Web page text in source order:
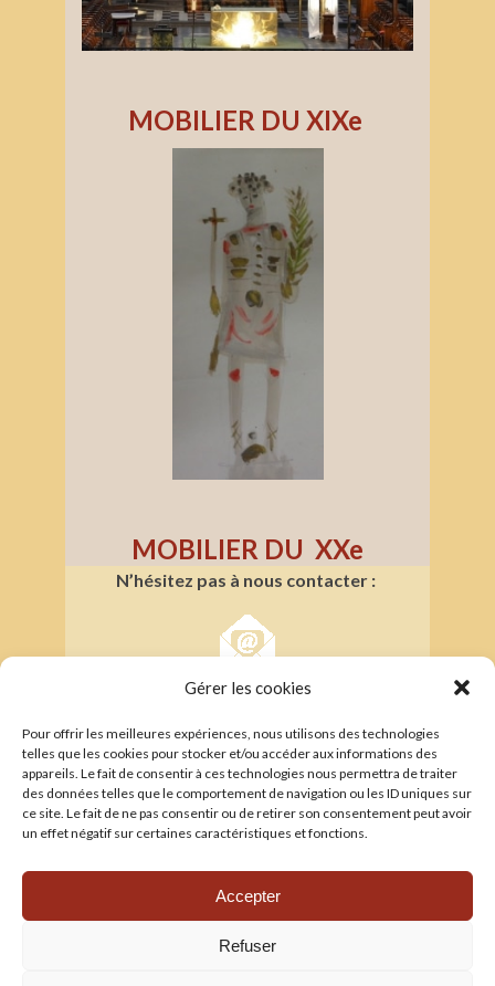
Gérer les cookies
Pour offrir les meilleures expériences, nous utilisons des technologies
telles que les cookies pour stocker et/ou accéder aux informations des
appareils. Le fait de consentir à ces technologies nous permettra de traiter
des données telles que le comportement de navigation ou les ID uniques sur
ce site. Le fait de ne pas consentir ou de retirer son consentement peut avoir
un effet négatif sur certaines caractéristiques et fonctions.
Accepter
Refuser
MOBILIER DU XIXe
MOBILIER DU XXe
N’hésitez pas à nous contacter :
TRADUCTIONS
——————-
Voir les traductions
Les amis de la cathédrale